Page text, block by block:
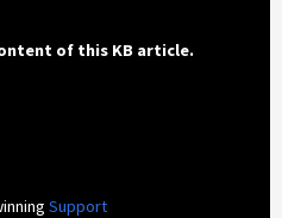
of this KB article.
Support